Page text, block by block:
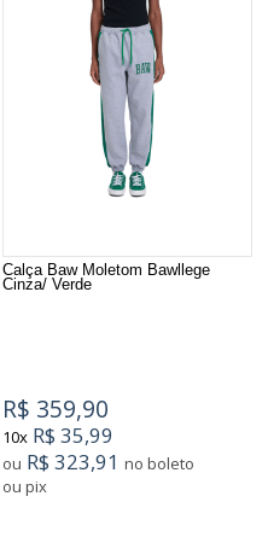
Calça Baw Moletom Bawllege
Cinza/ Verde
R$ 359,90
10x R$ 35,99
ou R$ 323,91 no boleto
ou pix